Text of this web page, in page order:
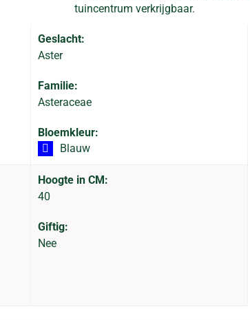
tuincentrum verkrijgbaar.
Geslacht:
Aster
Familie:
Asteraceae
Bloemkleur:
Blauw
Hoogte in CM:
40
Giftig:
Nee